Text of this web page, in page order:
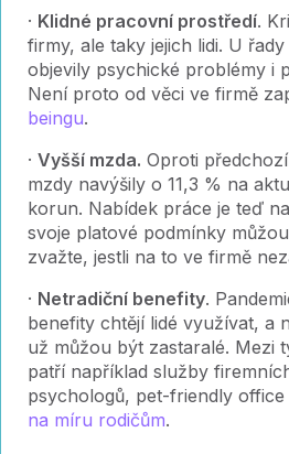
· Klidné pracovní prostředí.
firmy, ale taky jejich lidi. U
objevily psychické problémy i
Není proto od věci ve firmě
beingu.
· Vyšší mzda. Oproti
mzdy navýšily o 11,3 % na
korun. Nabídek práce je teď
svoje platové podmínky
zvažte, jestli na to ve firmě
· Netradiční benefity.
benefity chtějí lidé využívat, a
už můžou být zastaralé. Mezi
patří například služby
psychologů, pet-friendly office
na míru rodičům.